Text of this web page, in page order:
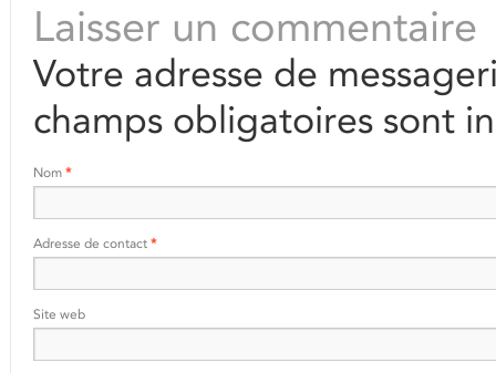
Laisser un commentaire
Votre adresse de
champs obligatoires sont
Nom *
Adresse de contact *
Site web